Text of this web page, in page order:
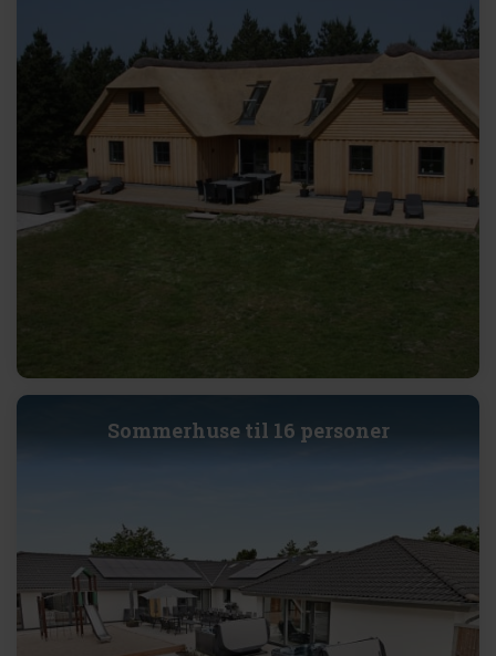
Sommerhuse til 16 personer